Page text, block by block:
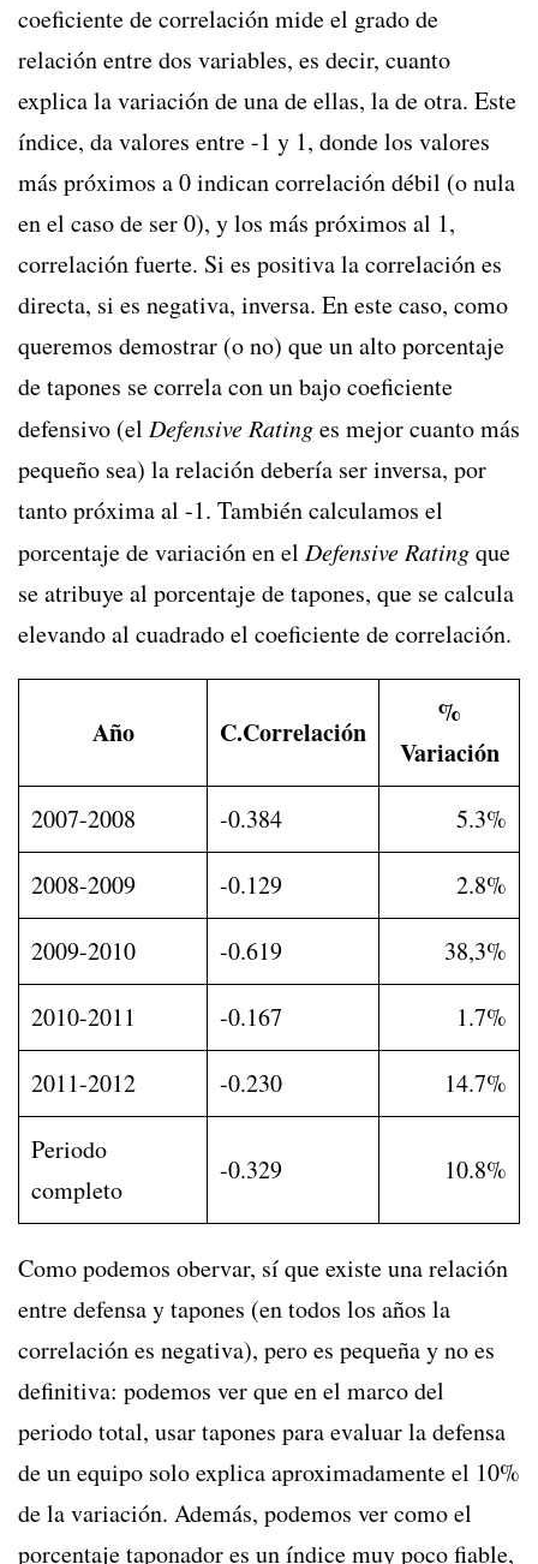
coeficiente de correlación mide el grado de
relación entre dos variables, es decir, cuanto
explica la variación de una de ellas, la de otra. Este
índice, da valores entre -1 y 1, donde los valores
más próximos a 0 indican correlación débil (o nula
en el caso de ser 0), y los más próximos al 1,
correlación fuerte. Si es positiva la correlación es
directa, si es negativa, inversa. En este caso, como
queremos demostrar (o no) que un alto porcentaje
de tapones se correla con un bajo coeficiente
defensivo (el Defensive Ratinges mejor cuanto más
pequeño sea) la relación debería ser inversa, por
tanto próxima al -1. También calculamos el
porcentaje de variación en el Defensive Ratingque
se atribuye al porcentaje de tapones, que se calcula
elevando al cuadrado el coeficiente de correlación.
Año C.Correlación
%
Variación
2007-2008 -0.384 5.3%
2008-2009 -0.129 2.8%
2009-2010 -0.619 38,3%
2010-2011 -0.167 1.7%
2011-2012 -0.230 14.7%
Periodo
completo
-0.329 10.8%
Como podemos obervar, sí que existe una relación
entre defensa y tapones (en todos los años la
correlación es negativa), pero es pequeña y no es
definitiva: podemos ver que en el marco del
periodo total, usar tapones para evaluar la defensa
de un equipo solo explica aproximadamente el 10%
de la variación. Además, podemos ver como el
porcentaje taponador es un índice muy poco fiable,